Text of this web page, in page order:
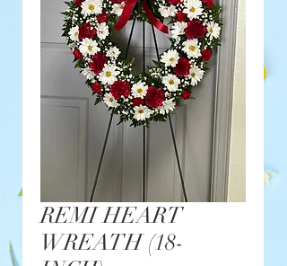
REMI HEART
WREATH (18-